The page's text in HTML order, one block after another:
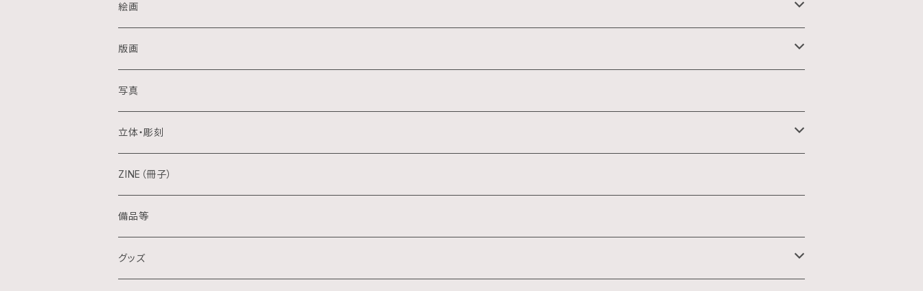
絵画
油画
アクリル画
日本画
水彩画
クレパス画
水墨画
版画
銅版画
木版画
シルクスクリーン
リトグラフ
デジタル
写真
立体・彫刻
陶芸
金属
石
ZINE（冊子）
備品等
グッズ